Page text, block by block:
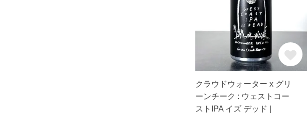
クラウドウォーター x グリ
ーンチーク : ウェストコー
ストIPA イズ デッド |